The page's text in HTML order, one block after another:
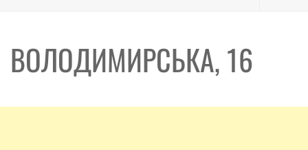
ВОЛОДИМИРСЬКА, 16